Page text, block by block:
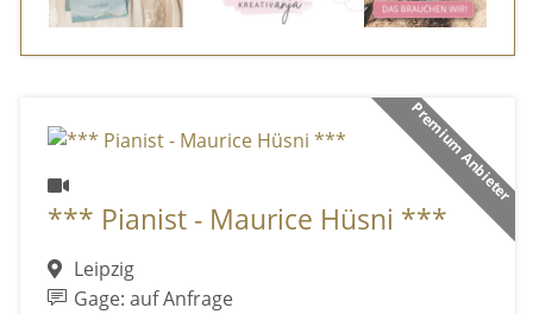
Premium Anbieter
*** Pianist - Maurice Hüsni ***
Leipzig
Gage: auf Anfrage